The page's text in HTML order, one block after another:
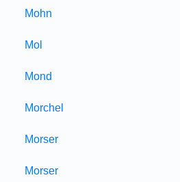
Mohn
Mol
Mond
Morchel
Morser
Morser